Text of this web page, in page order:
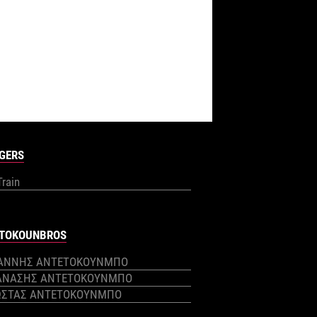
ΑΝΤΕΤΟΚΟΥΝΜΠΟ
ΑΝΤΕΤΟΚΟΥΝΜΠΟ
ΑΝΤΕΤΟΚΟΥΝΜΠΟ